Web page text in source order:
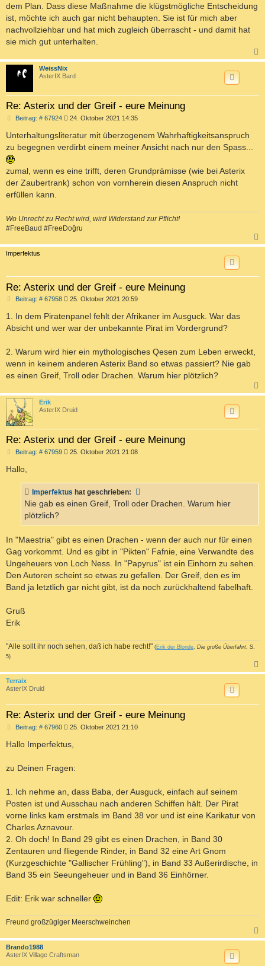
dem Plan. Dass diese Maßnahme die klügstmögliche Entscheidung
ist, möchte ich auch gar nicht behaupten. Sie ist für mich aber
nachvollziehbar und hat mich zugleich überrascht - und damit hat
sie mich gut unterhalten.
a
WeissNix
AsterIX Bard
Re: Asterix und der Greif - eure Meinung
Beitrag: # 67924B
i
r
24. Oktober 2021 14:35
Unterhaltungsliteratur mit überzogenem Wahrhaftigkeitsanspruch
zu begegnen verdirbt einem meiner Ansicht nach nur den Spass...
zumal, wenn es eine trifft, deren Grundprämisse (wie bei Asterix
der Zaubertrank) schon von vornherein diesen Anspruch nicht
erfüllen kann.
Wo Unrecht zu Recht wird, wird Widerstand zur Pflicht!
#FreeBaud #FreeDoğru
a
Imperfektus
Re: Asterix und der Greif - eure Meinung
Beitrag: # 67958B
i
r
25. Oktober 2021 20:59
1. In dem Piratenpanel fehlt der Afrikaner im Ausguck. War das
Absicht und wer war der unbekannte Pirat im Vordergrund?
2. Warum wird hier ein mythologisches Qesen zum Leben erweckt,
wenn in keinem anderen Asterix Band so etwas passiert? Nie gab
es einen Greif, Troll oder Drachen. Warum hier plötzlich?
a
Erik
AsterIX Druid
Re: Asterix und der Greif - eure Meinung
Beitrag: # 67959B
r
a
25. Oktober 2021 21:08
Hallo,
Imperfektus hat geschrieben:
Nie gab es einen Greif, Troll oder Drachen. Warum hier
plötzlich?
In "Maestria" gibt es einen Drachen - wenn der auch nur für einen
Gag vorkommt. Und es gibt in "Pikten" Fafnie, eine Verwandte des
Ungeheuers von Loch Ness. In "Papyrus" ist ein Einhorn zu sehen.
Den Autoren scheint so etwas zu gefallen. Der Greif, den es im
Band ja letztlich gar nicht gibt, ist da noch zurückhaltend fabelhaft.
Gruß
Erik
"Alle sollt ihr noch sehen, daß ich habe recht!" (Erik der Blonde, Die große Überfahrt, S.
5)
a
Terraix
AsterIX Druid
Re: Asterix und der Greif - eure Meinung
Beitrag: # 67960B
i
g
25. Oktober 2021 21:10
Hallo Imperfektus,
zu Deinen Fragen:
1. Ich nehme an, dass Baba, der Ausguck, einfach auf seinem
Posten ist und Ausschau nach anderen Schiffen hält. Der Pirat
vorne links kam erstmals im Band 38 vor und ist eine Karikatur von
Charles Aznavour.
2. Oh doch! In Band 29 gibt es einen Drachen, in Band 30
Zentauren und fliegende Rinder, in Band 32 eine Art Gnom
(Kurzgeschichte "Gallischer Frühling"), in Band 33 Außerirdische, in
Band 35 ein Seeungeheuer und in Band 36 Einhörner.
Edit: Erik war schneller
Freund großzügiger Meerschweinchen
a
Brando1988
AsterIX Village Craftsman